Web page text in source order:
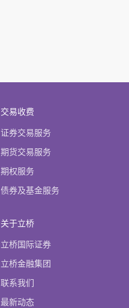
交易收费
证券交易服务
期货交易服务
期权服务
债券及基金服务
关于立桥
立桥国际证券
立桥金融集团
联系我们
最新动态